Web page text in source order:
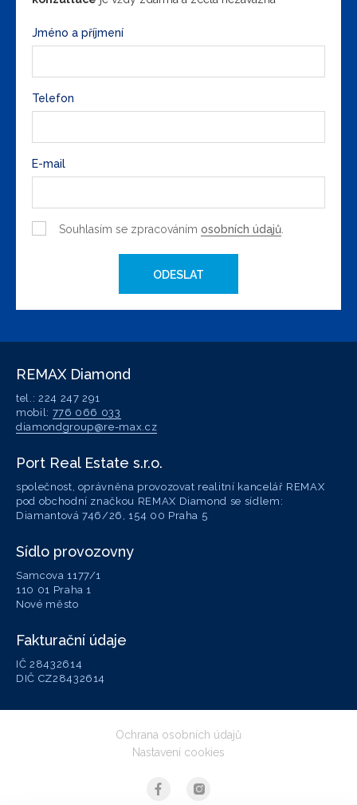
Jméno a příjmení
Telefon
E-mail
Souhlasím se zpracováním osobních údajů
ODESLAT
REMAX Diamond
tel.: 224 247 291
mobil: 776 066 033
diamondgroup@re-max.cz
Port Real Estate s.r.o.
společnost, oprávněna provozovat realitní kancelář REMAX
pod obchodní značkou REMAX Diamond se sídlem:
Diamantová 746/26, 154 00 Praha 5
Sídlo provozovny
Samcova 1177/1
110 01 Praha 1
Nové město
Fakturační údaje
IČ 28432614
DIČ CZ28432614
Ochrana osobních údajů
Nastavení cookies